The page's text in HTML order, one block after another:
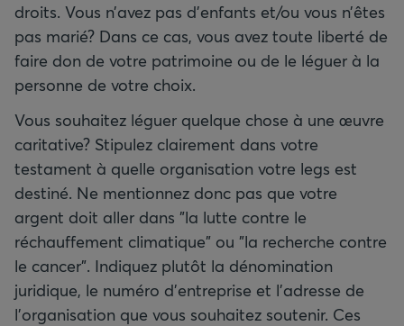
droits. Vous n’avez pas d’enfants et/ou vous n’êtes
pas marié? Dans ce cas, vous avez toute liberté de
faire don de votre patrimoine ou de le léguer à la
personne de votre choix.
Vous souhaitez léguer quelque chose à une œuvre
caritative? Stipulez clairement dans votre
testament à quelle organisation votre legs est
destiné. Ne mentionnez donc pas que votre
argent doit aller dans "la lutte contre le
réchauffement climatique" ou "la recherche contre
le cancer". Indiquez plutôt la dénomination
juridique, le numéro d’entreprise et l’adresse de
l’organisation que vous souhaitez soutenir. Ces